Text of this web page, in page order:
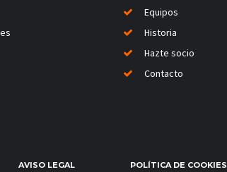
Equipos
Historia
Hazte socio
Contacto
AVISO LEGAL POLÍTICA DE COOKIES